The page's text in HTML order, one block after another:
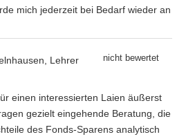
mich jederzeit bei Bedarf wieder an
, Lehrer
einen interessierten Laien äußerst
gezielt eingehende Beratung, die
des Fonds-Sparens analytisch